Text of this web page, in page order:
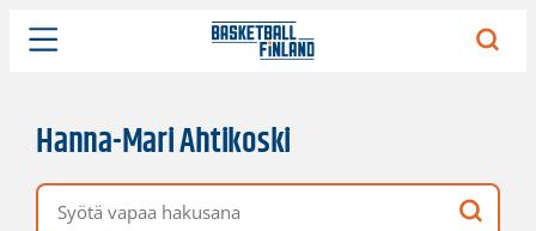
Hanna-Mari Ahtikoski
Vapaa hakusana